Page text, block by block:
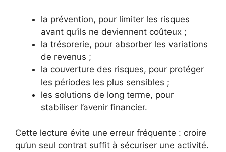
la prévention, pour limiter les risques
avant qu’ils ne deviennent coûteux ;
la trésorerie, pour absorber les variations
de revenus ;
la couverture des risques, pour protéger
les périodes les plus sensibles ;
les solutions de long terme, pour
stabiliser l’avenir financier.
Cette lecture évite une erreur fréquente : croire
qu’un seul contrat suffit à sécuriser une activité.